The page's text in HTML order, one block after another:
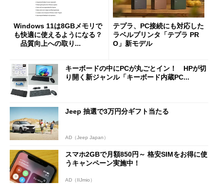
Windows 11は8GBメモリで
も快適に使えるようになる？
品質向上への取り...
テプラ、PC接続にも対応した
ラベルプリンタ「テプラ PR
O」新モデル
キーボードの中にPCが丸ごとイン！ HPが切
り開く新ジャンル「キーボード内蔵PC...
Jeep 抽選で3万円分ギフト当たる
AD（Jeep Japan）
スマホ2GBで月額850円～ 格安SIMをお得に使
うキャンペーン実施中！
AD（IIJmio）